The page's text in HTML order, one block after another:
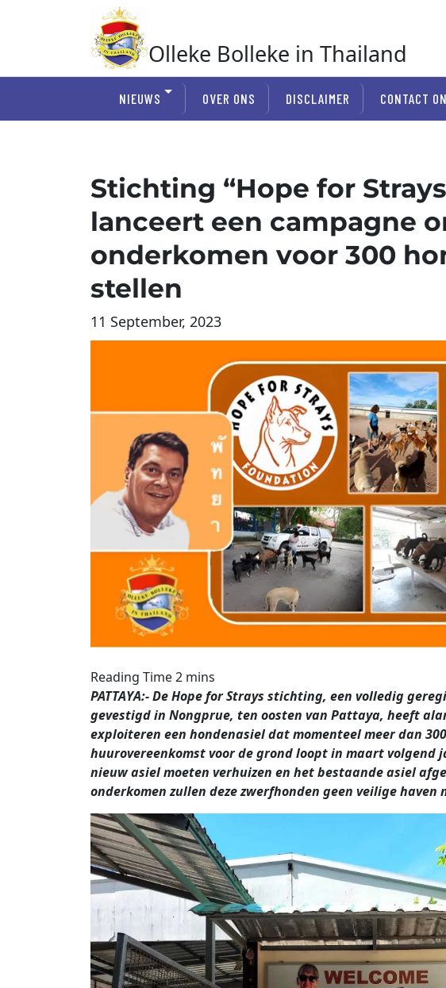
Olleke Bolleke in Thailand
NIEUWS OVER ONS DISCLAIMER CONTACT
Stichting “Hope for
lanceert een campagne
onderkomen voor 300
stellen
11 September, 2023
PATTAYA:- De Hope for Strays stichting, een volledig
gevestigd in Nongprue, ten oosten van Pattaya, heeft
exploiteren een hondenasiel dat momenteel meer dan
huurovereenkomst voor de grond loopt in maart volgend
nieuw asiel moeten verhuizen en het bestaande asiel
onderkomen zullen deze zwerfhonden geen veilige haven